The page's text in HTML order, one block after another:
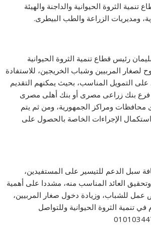
الثروة الحيوانية والداجنة والهيئة
ومديريات الزراعة والطب البيطرى.
رئيس قطاع تنمية الثروة الحيوانية
لصغار المربيين وشباب الخريجين، للاستفادة
التمويل المناسب، بحيث يمكنهم التقديم
فرع بنك زراعى مصرى أو بنك أهلى مصرى
ومراكز الجمهورية، ومن ثم يتم
الإجراءات الخاصة بالحصول على
سبل الدعم للتيسير على المستفيدين،
العائد المناسب منه، مشددا على أهمية
للشباب، وزيادة دخول صغار المربيين،
في تنمية الثروة الحيوانية وللتواصل